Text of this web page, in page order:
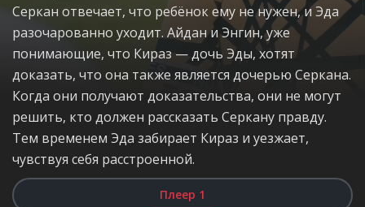
Серкан отвечает, что ребёнок ему не нужен, и Эда
разочарованно уходит. Айдан и Энгин, уже
понимающие, что Кираз — дочь Эды, хотят
доказать, что она также является дочерью Серкана.
Когда они получают доказательства, они не могут
решить, кто должен рассказать Серкану правду.
Тем временем Эда забирает Кираз и уезжает,
чувствуя себя расстроенной.
Плеер 1